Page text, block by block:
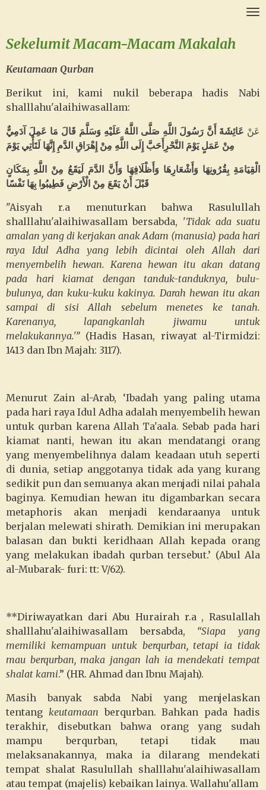
naar
hoofdinhoud
Sekelumit Macam-Macam Makalah
Keutamaan Qurban
Berikut ini, kami nukil beberapa hadis Nabi
shalllahu'alaihiwasallam:
عَنْ عَائِشَةَ أَنَّ رَسُولَ اللَّهِ صَلَّى اللَّهُ عَلَيْهِ وَسَلَّمَ قَالَ مَا عَمِلَ آدَمِيٌّ
الْقِيَامَةِ بِقُرُونِهَا وَأَشْعَارِهَا وَأَظْلَافِهَا وَأَنَّ الدَّمَ لَيَقَعُ مِنْ اللَّهِ بِمَكَانٍ
قَبْلَ أَنْ يَقَعَ مِنْ الْأَرْضِ فَطِيبُوا بِهَا نَفْسًا
"Aisyah r.a menuturkan bahwa Rasulullah
shalllahu'alaihiwasallam bersabda, 'Tidak ada suatu
amalan yang di kerjakan anak Adam (manusia) pada hari
raya Idul Adha yang lebih dicintai oleh Allah dari
menyembelih hewan. Karena hewan itu akan datang
pada hari kiamat dengan tanduk-tanduknya, bulu-
bulunya, dan kuku-kuku kakinya. Darah hewan itu akan
sampai di sisi Allah sebelum menetes ke tanah.
Karenanya, lapangkanlah jiwamu untuk
melakukannya.'” (Hadis Hasan, riwayat al-Tirmidzi:
1413 dan Ibn Majah: 3117).
Menurut Zain al-Arab, ‘Ibadah yang paling utama
pada hari raya Idul Adha adalah menyembelih hewan
untuk qurban karena Allah Ta'aala. Sebab pada hari
kiamat nanti, hewan itu akan mendatangi orang
yang menyembelihnya dalam keadaan utuh seperti
di dunia, setiap anggotanya tidak ada yang kurang
sedikit pun dan semuanya akan menjadi nilai pahala
baginya. Kemudian hewan itu digambarkan secara
metaphoris akan menjadi kendaraanya untuk
berjalan melewati shirath. Demikian ini merupakan
balasan dan bukti keridhaan Allah kepada orang
yang melakukan ibadah qurban tersebut.’ (Abul Ala
al-Mubarak- furi: tt: V/62).
**Diriwayatkan dari Abu Hurairah r.a , Rasulallah
shalllahu'alaihiwasallam bersabda,
“Siapa yang
memiliki kemampuan untuk berqurban, tetapi ia tidak
mau berqurban, maka jangan lah ia mendekati tempat
shalat kami.” (HR. Ahmad dan Ibnu Majah).
Masih banyak sabda Nabi yang menjelaskan
tentang keutamaan berqurban. Bahkan pada hadis
terakhir, disebutkan bahwa orang yang sudah
mampu berqurban, tetapi tidak mau
melaksanakannya, maka ia dilarang mendekati
tempat shalat Rasulullah shalllahu'alaihiwasallam
atau tempat (majelis) kebaikan lainya. Wallahu'allam